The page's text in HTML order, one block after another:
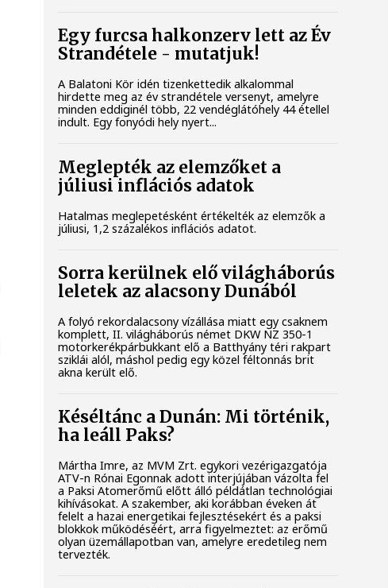
Egy furcsa halkonzerv lett az Év
Strandétele - mutatjuk!
A Balatoni Kör idén tizenkettedik alkalommal
hirdette meg az év strandétele versenyt, amelyre
minden eddiginél több, 22 vendéglátóhely 44 étellel
indult. Egy fonyódi hely nyert...
Meglepték az elemzőket a
júliusi inflációs adatok
Hatalmas meglepetésként értékelték az elemzők a
júliusi, 1,2 százalékos inflációs adatot.
Sorra kerülnek elő világháborús
leletek az alacsony Dunából
A folyó rekordalacsony vízállása miatt egy csaknem
komplett, II. világháborús német DKW NZ 350-1
motorkerékpárbukkant elő a Batthyány téri rakpart
sziklái alól, máshol pedig egy közel féltonnás brit
akna került elő.
Késéltánc a Dunán: Mi történik,
ha leáll Paks?
Mártha Imre, az MVM Zrt. egykori vezérigazgatója
ATV-n Rónai Egonnak adott interjújában vázolta fel
a Paksi Atomerőmű előtt álló példátlan technológiai
kihívásokat. A szakember, aki korábban éveken át
felelt a hazai energetikai fejlesztésekért és a paksi
blokkok működéséért, arra figyelmeztet: az erőmű
olyan üzemállapotban van, amelyre eredetileg nem
tervezték.